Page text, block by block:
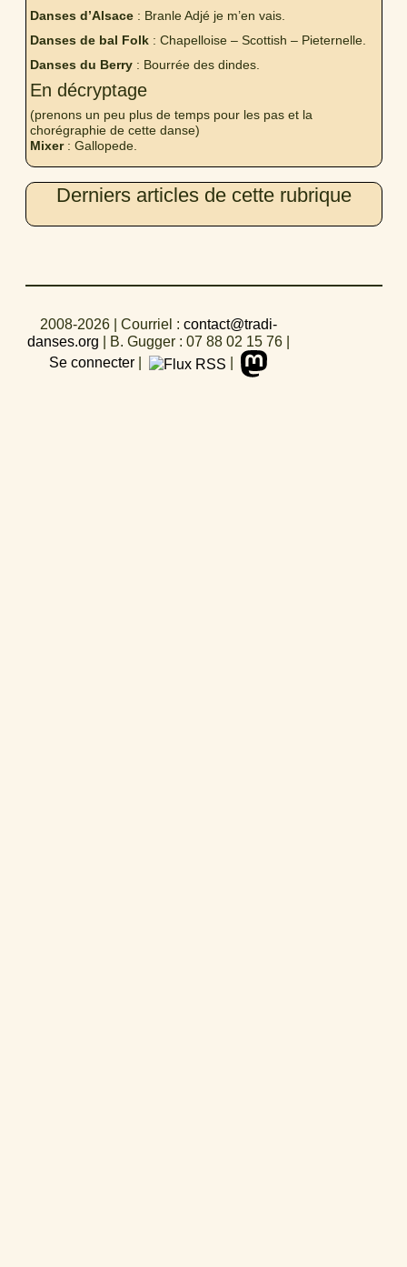
Danses d’Alsace: Branle Adjé je m’en vais.
Danses de bal Folk: Chapelloise – Scottish – Pieternelle.
Danses du Berry: Bourrée des dindes.
En décryptage
(prenons un peu plus de temps pour les pas et la
chorégraphie de cette danse)
Mixer: Gallopede.
Derniers articles de cette rubrique
2008-2026 | Courriel : contact@tradi-
danses.org
B. Gugger : 07 88 02 15 76
Se connecter